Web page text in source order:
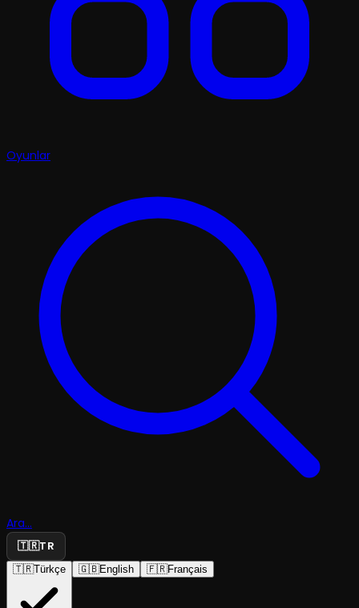
Oyunlar
Ara...
🇹🇷TR
🇹🇷Türkçe 🇬🇧English 🇫🇷Français